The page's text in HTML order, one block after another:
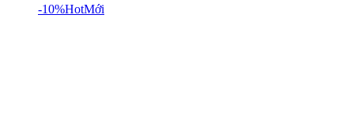
-10%HotMới